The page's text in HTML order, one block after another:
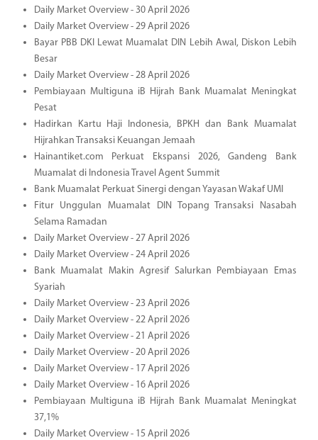
Daily Market Overview - 30 April 2026
Daily Market Overview - 29 April 2026
Bayar PBB DKI Lewat Muamalat DIN Lebih Awal, Diskon Lebih
Besar
Daily Market Overview - 28 April 2026
Pembiayaan Multiguna iB Hijrah Bank Muamalat Meningkat
Pesat
Hadirkan Kartu Haji Indonesia, BPKH dan Bank Muamalat
Hijrahkan Transaksi Keuangan Jemaah
Hainantiket.com Perkuat Ekspansi 2026, Gandeng Bank
Muamalat di Indonesia Travel Agent Summit
Bank Muamalat Perkuat Sinergi dengan Yayasan Wakaf UMI
Fitur Unggulan Muamalat DIN Topang Transaksi Nasabah
Selama Ramadan
Daily Market Overview - 27 April 2026
Daily Market Overview - 24 April 2026
Bank Muamalat Makin Agresif Salurkan Pembiayaan Emas
Syariah
Daily Market Overview - 23 April 2026
Daily Market Overview - 22 April 2026
Daily Market Overview - 21 April 2026
Daily Market Overview - 20 April 2026
Daily Market Overview - 17 April 2026
Daily Market Overview - 16 April 2026
Pembiayaan Multiguna iB Hijrah Bank Muamalat Meningkat
37,1%
Daily Market Overview - 15 April 2026